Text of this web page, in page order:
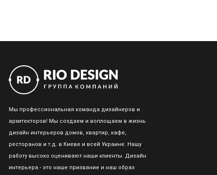
Мы профессиональная команда дизайнеров и
архитекторов! Мы создаем и воплощаем в жизнь
дизайн интерьеров домов, квартир, кафе,
ресторанов и т.д. в Киеве и всей Украине. Нашу
работу высоко оценивают наши клиенты. Дизайн
интерьера - это наше призвание и наш образ